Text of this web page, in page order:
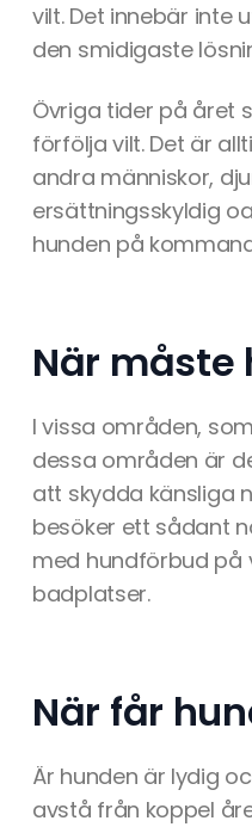
vilt. Det innebär inte
den smidigaste
Övriga tider på året
förfölja vilt. Det är
andra människor,
ersättningsskyldig
hunden på
När måste
I vissa områden,
dessa områden är
att skydda känsliga
besöker ett sådant
med hundförbud på
badplatser.
När får
Är hunden är lydig
avstå från koppel